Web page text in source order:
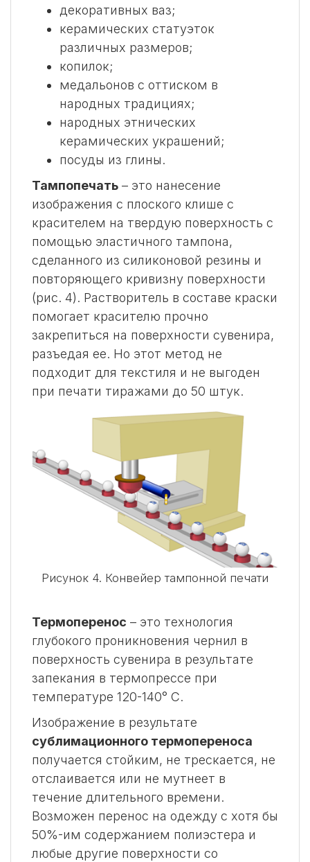
декоративных ваз;
керамических статуэток
различных размеров;
копилок;
медальонов с оттиском в
народных традициях;
народных этнических
керамических украшений;
посуды из глины.
Тампопечать – это нанесение
изображения с плоского клише с
красителем на твердую поверхность с
помощью эластичного тампона,
сделанного из силиконовой резины и
повторяющего кривизну поверхности
(рис. 4). Растворитель в составе краски
помогает красителю прочно
закрепиться на поверхности сувенира,
разъедая ее. Но этот метод не
подходит для текстиля и не выгоден
при печати тиражами до 50 штук.
Рисунок 4. Конвейер тампонной печати
Термоперенос – это технология
глубокого проникновения чернил в
поверхность сувенира в результате
запекания в термопрессе при
температуре 120-140° С.
Изображение в результате
сублимационного термопереноса
получается стойким, не трескается, не
отслаивается или не мутнеет в
течение длительного времени.
Возможен перенос на одежду с хотя бы
50%-им содержанием полиэстера и
любые другие поверхности со